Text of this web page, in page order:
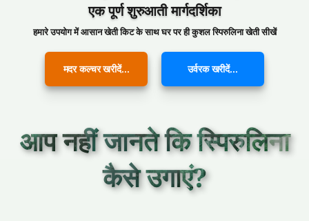
एक पूर्ण शुरुआती मार्गदर्शिका
हमारे उपयोग में आसान खेती किट के साथ घर पर ही कुशल स्पिरुलिनाखेती सीखें
मदर कल्चर खरीदें... उर्वरक खरीदें...
आप नहीं जानते कि स्पिरुलिना
कैसे उगाएं?